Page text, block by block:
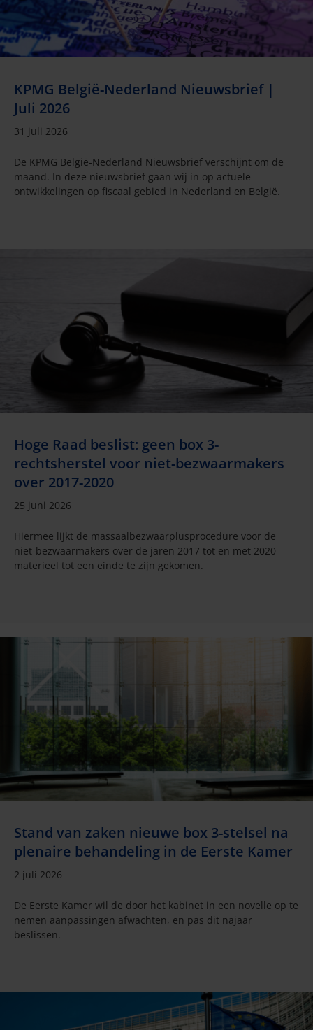
KPMG België-Nederland Nieuwsbrief |
Juli 2026
31 juli 2026
De KPMG België-Nederland Nieuwsbrief verschijnt om de
maand. In deze nieuwsbrief gaan wij in op actuele
ontwikkelingen op fiscaal gebied in Nederland en België.
Hoge Raad beslist: geen box 3-
rechtsherstel voor niet-bezwaarmakers
over 2017-2020
25 juni 2026
Hiermee lijkt de massaalbezwaarplusprocedure voor de
niet-bezwaarmakers over de jaren 2017 tot en met 2020
materieel tot een einde te zijn gekomen.
Stand van zaken nieuwe box 3-stelsel na
plenaire behandeling in de Eerste Kamer
2 juli 2026
De Eerste Kamer wil de door het kabinet in een novelle op te
nemen aanpassingen afwachten, en pas dit najaar
beslissen.